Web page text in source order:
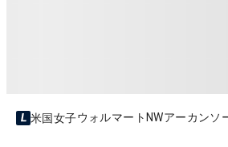
米国女子ウォルマートNWアーカンソ